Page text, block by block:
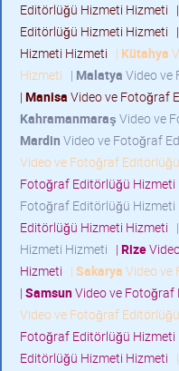
Editörlüğü Hizmeti Hizmeti |
Editörlüğü Hizmeti Hizmeti |
Hizmeti Hizmeti | Kütahya
Hizmeti | Malatya Video ve
| Manisa Video ve Fotoğraf
Kahramanmaraş Video ve
Mardin Video ve Fotoğraf
Video ve Fotoğraf
Fotoğraf Editörlüğü Hizmeti
Fotoğraf Editörlüğü Hizmeti
Editörlüğü Hizmeti Hizmeti |
Hizmeti Hizmeti | Rize
Hizmeti | Sakarya Video ve
| SamsunVideo ve
Video ve Fotoğraf
Fotoğraf Editörlüğü Hizmeti
Editörlüğü Hizmeti Hizmeti |